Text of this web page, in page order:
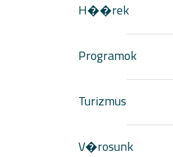
H��rek
Programok
Turizmus
V�rosunk